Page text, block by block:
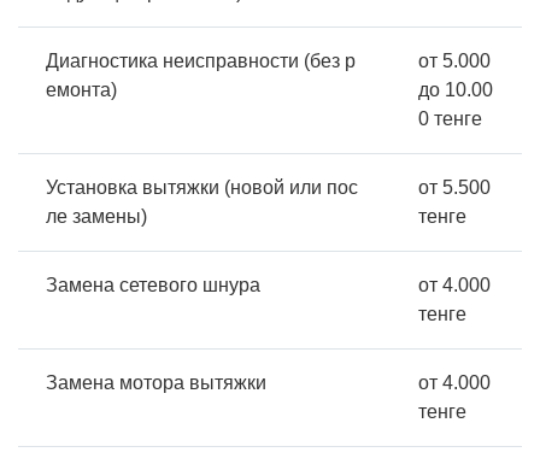
Диагностика неисправности (без р
емонта)
от 5.000
до 10.00
0 тенге
Установка вытяжки (новой или пос
ле замены)
от 5.500
тенге
Замена сетевого шнура
от 4.000
тенге
Замена мотора вытяжки
от 4.000
тенге